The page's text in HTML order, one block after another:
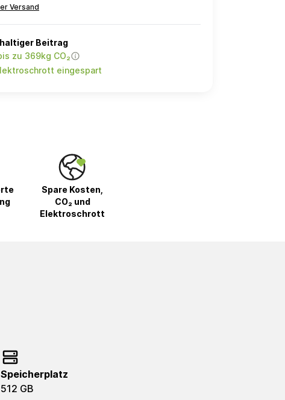
Versand
Beitrag
zu 369kg CO₂
eingespart
Spare Kosten,
CO₂ und
Elektroschrott
Speicherplatz
512 GB